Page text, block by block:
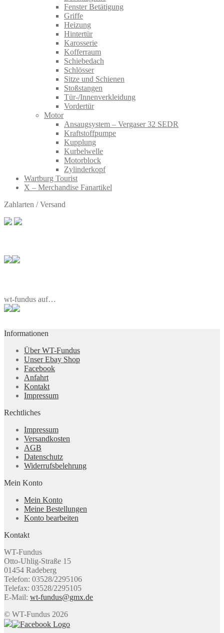
Fenster Betätigung
Griffe
Heizung
Hintertür
Karosserie
Kofferraum
Schiebedach
Schlösser
Sitze und Schienen
Stoßstangen
Tür-/Innenverkleidung
Vordertür
Motor
Ansaugsystem – Vergaser 32 SEDR
Kraftstoffpumpe
Kupplung
Kurbelwelle
Motorblock
Zylinderkopf
Wartburg Tourist
X – Merchandise Fanartikel
Zahlarten / Versand
wt-fundus auf…
Informationen
Über WT-Fundus
Unser Ebay Shop
Facebook
Anfahrt
Kontakt
Impressum
Rechtliches
Impressum
Versandkosten
AGB
Datenschutz
Widerrufsbelehrung
Mein Konto
Mein Konto
Meine Bestellungen
Konto bearbeiten
Kontakt
WT-Fundus
Otto-Uhlig-Straße 15
01454 Radeberg
Telefon: 03528/2295106
Telefax: 03528/2295105
E-Mail: wt-fundus@gmx.de
© WT-Fundus 2026